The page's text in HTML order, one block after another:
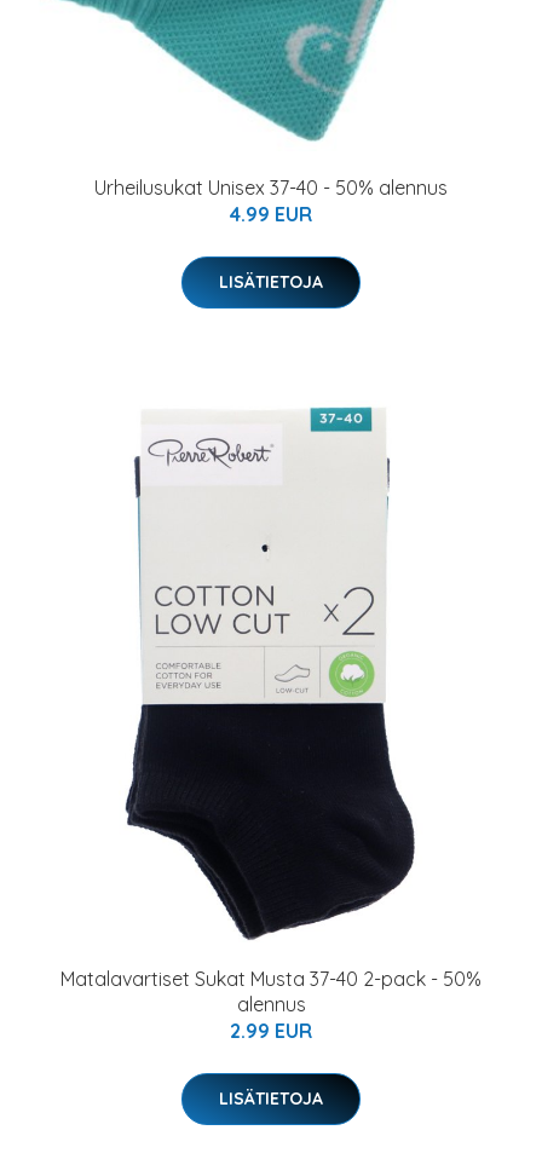
Urheilusukat Unisex 37-40 - 50% alennus
4.99 EUR
LISÄTIETOJA
Matalavartiset Sukat Musta 37-40 2-pack - 50%
alennus
2.99 EUR
LISÄTIETOJA